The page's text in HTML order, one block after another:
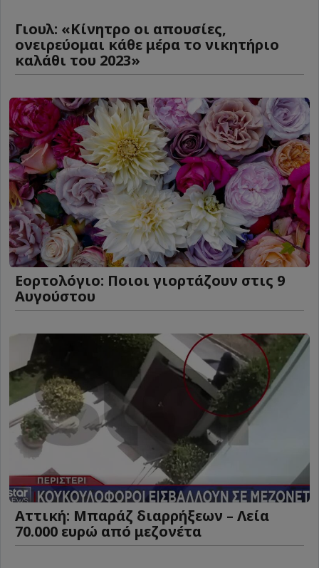
Γιουλ: «Κίνητρο οι απουσίες,
ονειρεύομαι κάθε μέρα το νικητήριο
καλάθι του 2023»
Εορτολόγιο: Ποιοι γιορτάζουν στις 9
Αυγούστου
Αττική: Μπαράζ διαρρήξεων – Λεία
70.000 ευρώ από μεζονέτα